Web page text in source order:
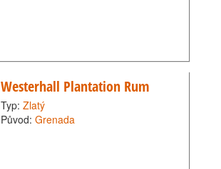
Westerhall Plantation Rum
Typ: Zlatý
Původ: Grenada